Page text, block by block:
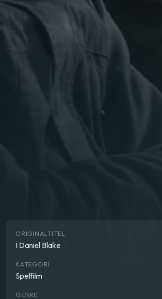
ORIGINALTITEL
I Daniel Blake
KATEGORI
Spelfilm
GENRE